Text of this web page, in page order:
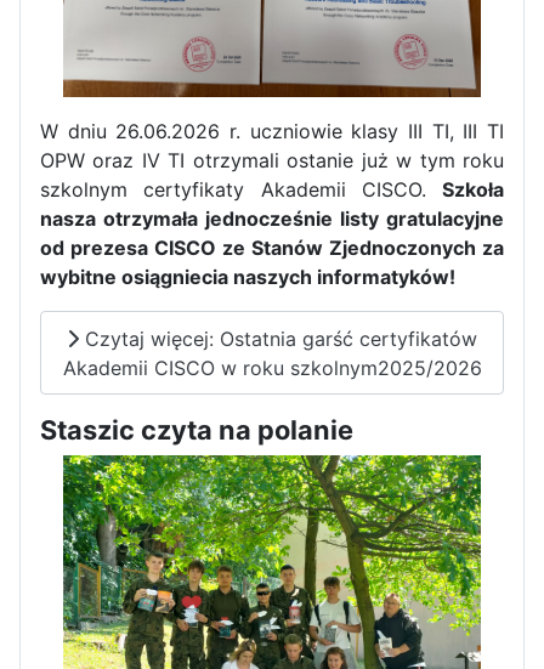
W dniu 26.06.2026 r. uczniowie klasy III TI, III TI
OPW oraz IV TI otrzymali ostanie już w tym roku
szkolnym certyfikaty Akademii CISCO. Szkoła
nasza otrzymała jednocześnie listy gratulacyjne
od prezesa CISCO ze Stanów Zjednoczonych za
wybitne osiągniecia naszych informatyków!
Czytaj więcej: Ostatnia garść certyfikatów
Akademii CISCO w roku szkolnym2025/2026
Staszic czyta na polanie